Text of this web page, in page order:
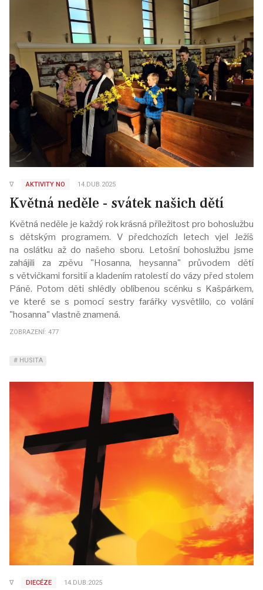
∇ AKTIVITY NO 14.DUB.2025
Květná neděle - svátek našich dětí
Květná neděle je každý rok krásná příležitost pro bohoslužbu
s dětským programem. V předchozích letech vjel Ježíš
na oslátku až do našeho sboru. Letošní bohoslužbu jsme
zahájili za zpěvu "Hosanna, heysanna" průvodem dětí
s větvičkami forsitií a kladením ratolestí do vázy před stolem
Páně. Potom děti shlédly oblíbenou scénku s Kašpárkem,
ve které se s pomocí sestry farářky vysvětlilo, co volání
"hosanna" vlastně znamená.
ZOBRAZENÍ: 477
HUSITA
∇ DIECÉZE 14.DUB.2025